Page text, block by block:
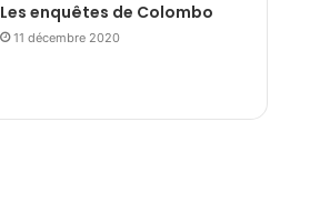
Les enquêtes de Colombo
11 décembre 2020